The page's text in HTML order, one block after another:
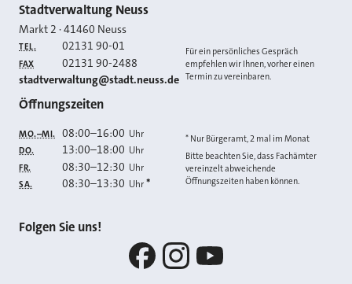
Kontakt
Stadtverwaltung Neuss
Markt 2 ·41460 Neuss
TEL. 02131 90-01
FAX 02131 90-2488
E-MAIL
stadtverwaltung@stadt.neuss.de
Für ein persönliches Gespräch
empfehlen wir Ihnen, vorher einen
Termin zu vereinbaren.
Öffnungszeiten
MO.–MI. 08:00–16:00 Uhr
DO. 13:00–18:00 Uhr
FR. 08:30–12:30 Uhr
SA. 08:30–13:30 Uhr *
* Nur Bürgeramt, 2 mal im Monat
Bitte beachten Sie, dass Fachämter
vereinzelt abweichende
Öffnungszeiten haben können.
Folgen Sie uns!